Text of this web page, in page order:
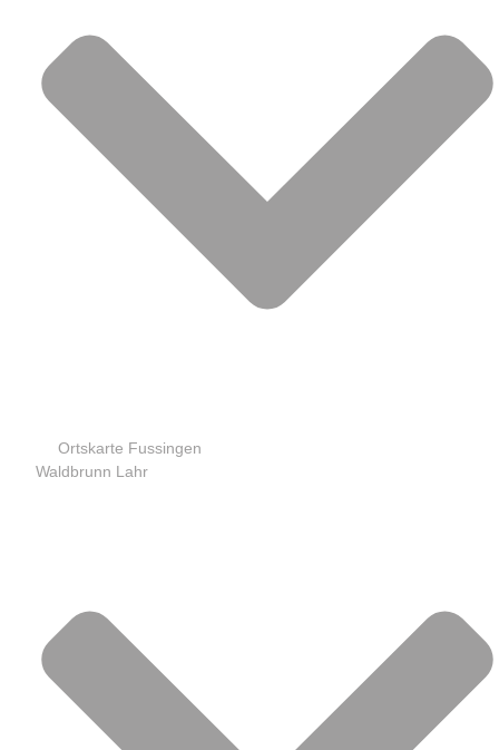
Ortskarte Fussingen
Waldbrunn Lahr